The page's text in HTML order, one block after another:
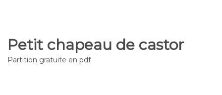
Petit chapeau de castor
Partition gratuite en pdf